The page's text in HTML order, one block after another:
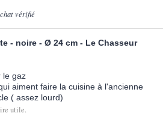
vérifié
- noire - Ø 24 cm - Le Chasseur
le gaz
aiment faire la cuisine à l'ancienne
( assez lourd)
utile.